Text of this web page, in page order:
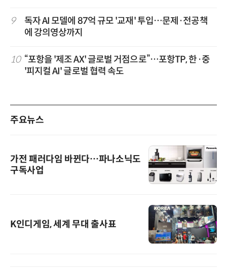
9
독자 AI 모델에 87억 규모 '교재' 투입…문제·전공책
에 강의영상까지
10 “포항을 '제조 AX' 글로벌 거점으로”…포항TP, 한·중
'피지컬 AI' 글로벌 협력 속도
주요뉴스
가전 패러다임 바뀐다…파나소닉도
구독사업
K인디게임, 세계 무대 출사표